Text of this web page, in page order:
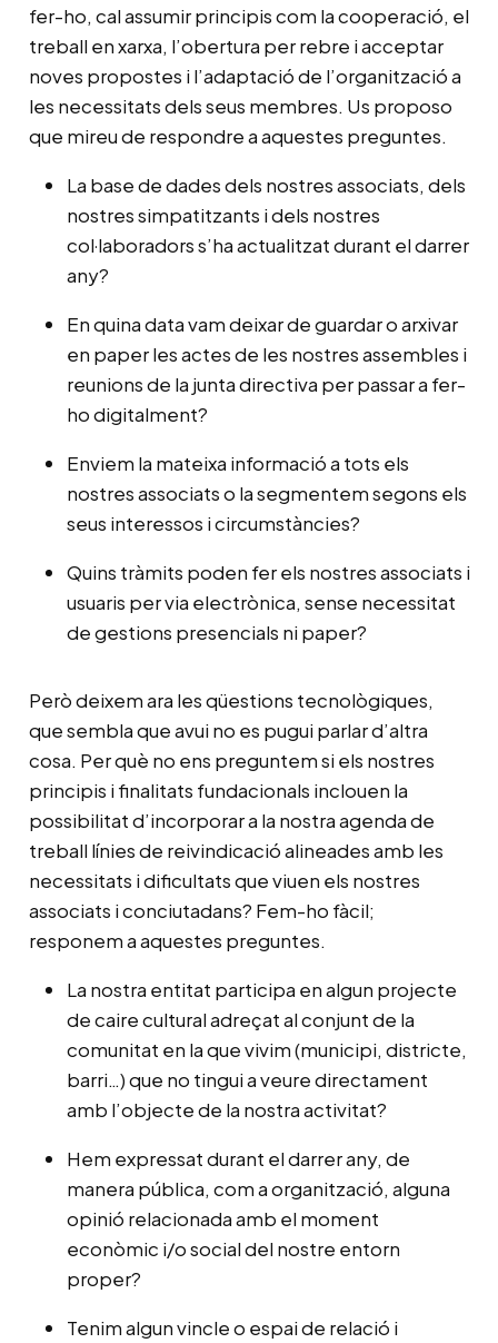
fer-ho, cal assumir principis com la cooperació, el
treball en xarxa, l’obertura per rebre i acceptar
noves propostes i l’adaptació de l’organització a
les necessitats dels seus membres. Us proposo
que mireu de respondre a aquestes preguntes.
La base de dades dels nostres associats, dels
nostres simpatitzants i dels nostres
col·laboradors s’ha actualitzat durant el darrer
any?
En quina data vam deixar de guardar o arxivar
en paper les actes de les nostres assembles i
reunions de la junta directiva per passar a fer-
ho digitalment?
Enviem la mateixa informació a tots els
nostres associats o la segmentem segons els
seus interessos i circumstàncies?
Quins tràmits poden fer els nostres associats i
usuaris per via electrònica, sense necessitat
de gestions presencials ni paper?
Però deixem ara les qüestions tecnològiques,
que sembla que avui no es pugui parlar d’altra
cosa. Per què no ens preguntem si els nostres
principis i finalitats fundacionals inclouen la
possibilitat d’incorporar a la nostra agenda de
treball línies de reivindicació alineades amb les
necessitats i dificultats que viuen els nostres
associats i conciutadans? Fem-ho fàcil;
responem a aquestes preguntes.
La nostra entitat participa en algun projecte
de caire cultural adreçat al conjunt de la
comunitat en la que vivim (municipi, districte,
barri…) que no tingui a veure directament
amb l’objecte de la nostra activitat?
Hem expressat durant el darrer any, de
manera pública, com a organització, alguna
opinió relacionada amb el moment
econòmic i/o social del nostre entorn
proper?
Tenim algun vincle o espai de relació i